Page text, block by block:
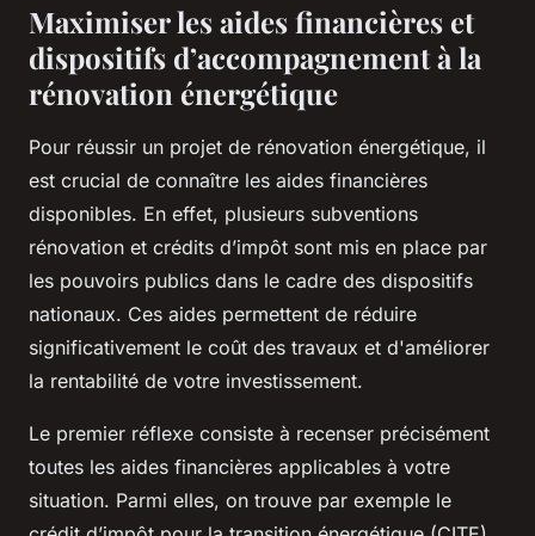
Maximiser les aides financières et
dispositifs d’accompagnement à la
rénovation énergétique
Pour réussir un projet de rénovation énergétique, il
est crucial de connaître les aides financières
disponibles. En effet, plusieurs subventions
rénovation et crédits d’impôt sont mis en place par
les pouvoirs publics dans le cadre des dispositifs
nationaux. Ces aides permettent de réduire
significativement le coût des travaux et d'améliorer
la rentabilité de votre investissement.
Le premier réflexe consiste à recenser précisément
toutes les aides financières applicables à votre
situation. Parmi elles, on trouve par exemple le